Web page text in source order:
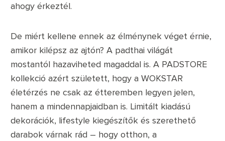
ahogy érkeztél.
De miért kellene ennek az élménynek véget érnie,
amikor kilépsz az ajtón? A padthai világát
mostantól hazaviheted magaddal is. A PADSTORE
kollekció azért született, hogy a WOKSTAR
életérzés ne csak az étteremben legyen jelen,
hanem a mindennapjaidban is. Limitált kiadású
dekorációk, lifestyle kiegészítők és szerethető
darabok várnak rád – hogy otthon, a